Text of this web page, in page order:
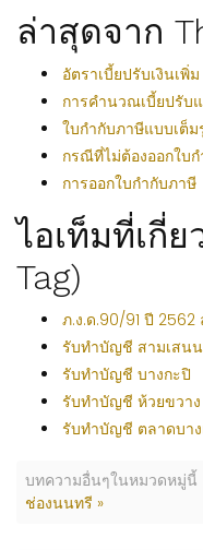
ล่าสุดจาก
อัตราเบี้ยปรับเงินเพิ่ม
การคำนวณเบี้ยปรับ
ใบกำกับภาษีแบบเต็ม
กรณีที่ไม่ต้องออกใบ
การออกใบกำกับภาษี
ไอเท็มที่เกี่
Tag)
ภ.ง.ด.90/91 ปี 2562
รับทำบัญชี สามเสน
รับทำบัญชี บางกะปิ
รับทำบัญชี ห้วยขวาง
รับทำบัญชี ตลาดบา
บทความอื่นๆในหมวดหมู่นี้
ช่องนนทรี »